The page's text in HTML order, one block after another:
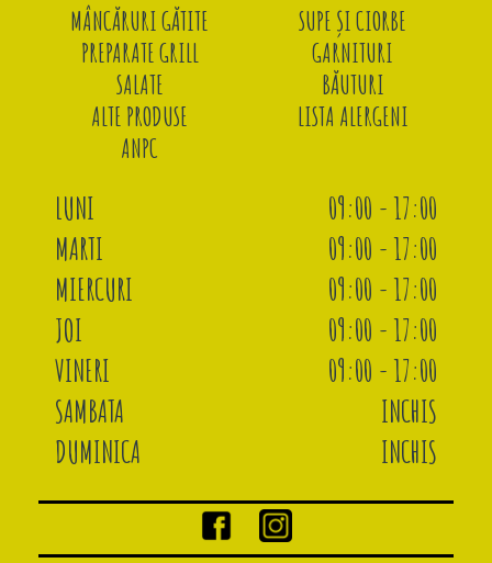
MÂNCĂRURI GĂTITE
SUPE ȘI CIORBE
PREPARATE GRILL
GARNITURI
SALATE
BĂUTURI
ALTE PRODUSE
LISTA ALERGENI
ANPC
LUNI
09:00 - 17:00
MARTI
09:00 - 17:00
MIERCURI
09:00 - 17:00
JOI
09:00 - 17:00
VINERI
09:00 - 17:00
SAMBATA
INCHIS
DUMINICA
INCHIS